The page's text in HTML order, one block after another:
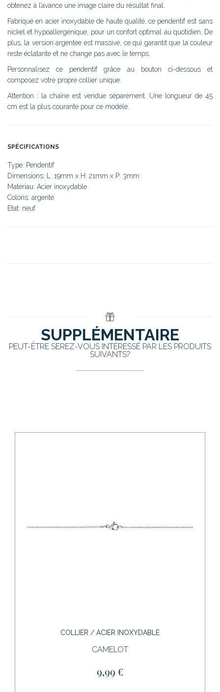
obtenez à l’avance une image claire du résultat final.
Fabriqué en acier inoxydable de haute qualité, ce pendentif est sans
nickel et hypoallergénique, pour un confort optimal au quotidien. De
plus, la version argentée est massive, ce qui garantit que la couleur
reste éclatante et ne change pas avec le temps.
Personnalisez ce pendentif grâce au bouton ci-dessous et
composez votre propre collier unique.
Attention : la chaîne est vendue séparément. Une longueur de 45
cm est la plus courante pour ce modèle.
SPÉCIFICATIONS
Type: Pendentif
Dimensions: L: 19mm x H: 21mm x P: 3mm
Matériau: Acier inoxydable
Coloris: argenté
Etat: neuf
SUPPLÉMENTAIRE
PEUT-ÊTRE SEREZ-VOUS INTÉRESSÉ PAR LES PRODUITS
SUIVANTS?
COLLIER / ACIER INOXYDABLE
CAMELOT
9,99 €